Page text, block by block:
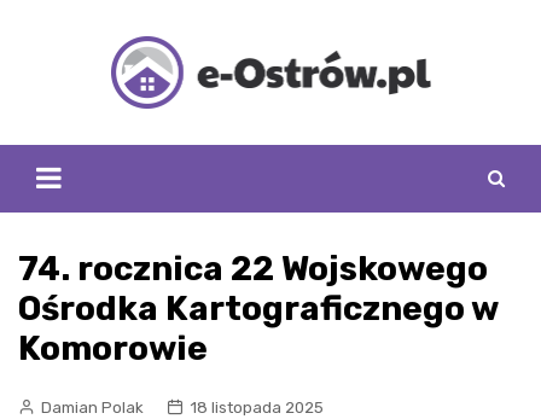
74. rocznica 22 Wojskowego
Ośrodka Kartograficznego w
Komorowie
Damian Polak
18 listopada 2025